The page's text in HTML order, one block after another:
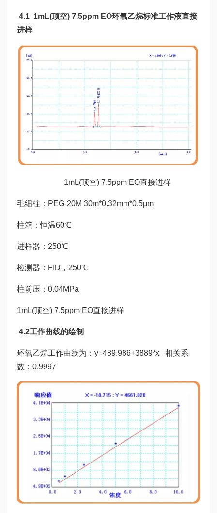
4.1 1mL(顶空) 7.5ppm EO环氧乙烷标准工作液直接
进样
1mL(顶空) 7.5ppm EO直接进样
毛细柱：PEG-20M 30m*0.32mm*0.5μm
柱箱：恒温60℃
进样器：250℃
检测器：FID，250℃
柱前压：0.04MPa
1mL(顶空) 7.5ppm EO直接进样
4.2工作曲线的绘制
环氧乙烷工作曲线为：y=489.986+3889*x 相关系
数：0.9997